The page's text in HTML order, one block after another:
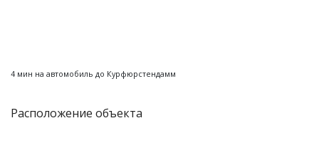
4 мин на автомобиль до Курфюрстендамм
Расположение объекта